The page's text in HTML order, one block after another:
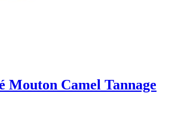
Mouton Camel Tannage